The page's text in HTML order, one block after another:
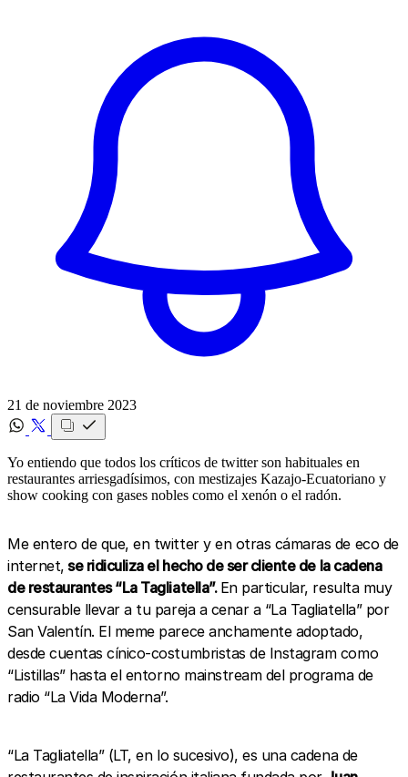
21 de noviembre 2023
Yo entiendo que todos los críticos de twitter son habituales en
restaurantes arriesgadísimos, con mestizajes Kazajo-Ecuatoriano y
show cooking con gases nobles como el xenón o el radón.
Me entero de que, en twitter y en otras cámaras de eco de
internet, se ridiculiza el hecho de ser cliente de la cadena
de restaurantes “La Tagliatella”. En particular, resulta muy
censurable llevar a tu pareja a cenar a “La Tagliatella” por
San Valentín. El meme parece anchamente adoptado,
desde cuentas cínico-costumbristas de Instagram como
“Listillas” hasta el entorno mainstream del programa de
radio “La Vida Moderna”.
“La Tagliatella” (LT, en lo sucesivo), es una cadena de